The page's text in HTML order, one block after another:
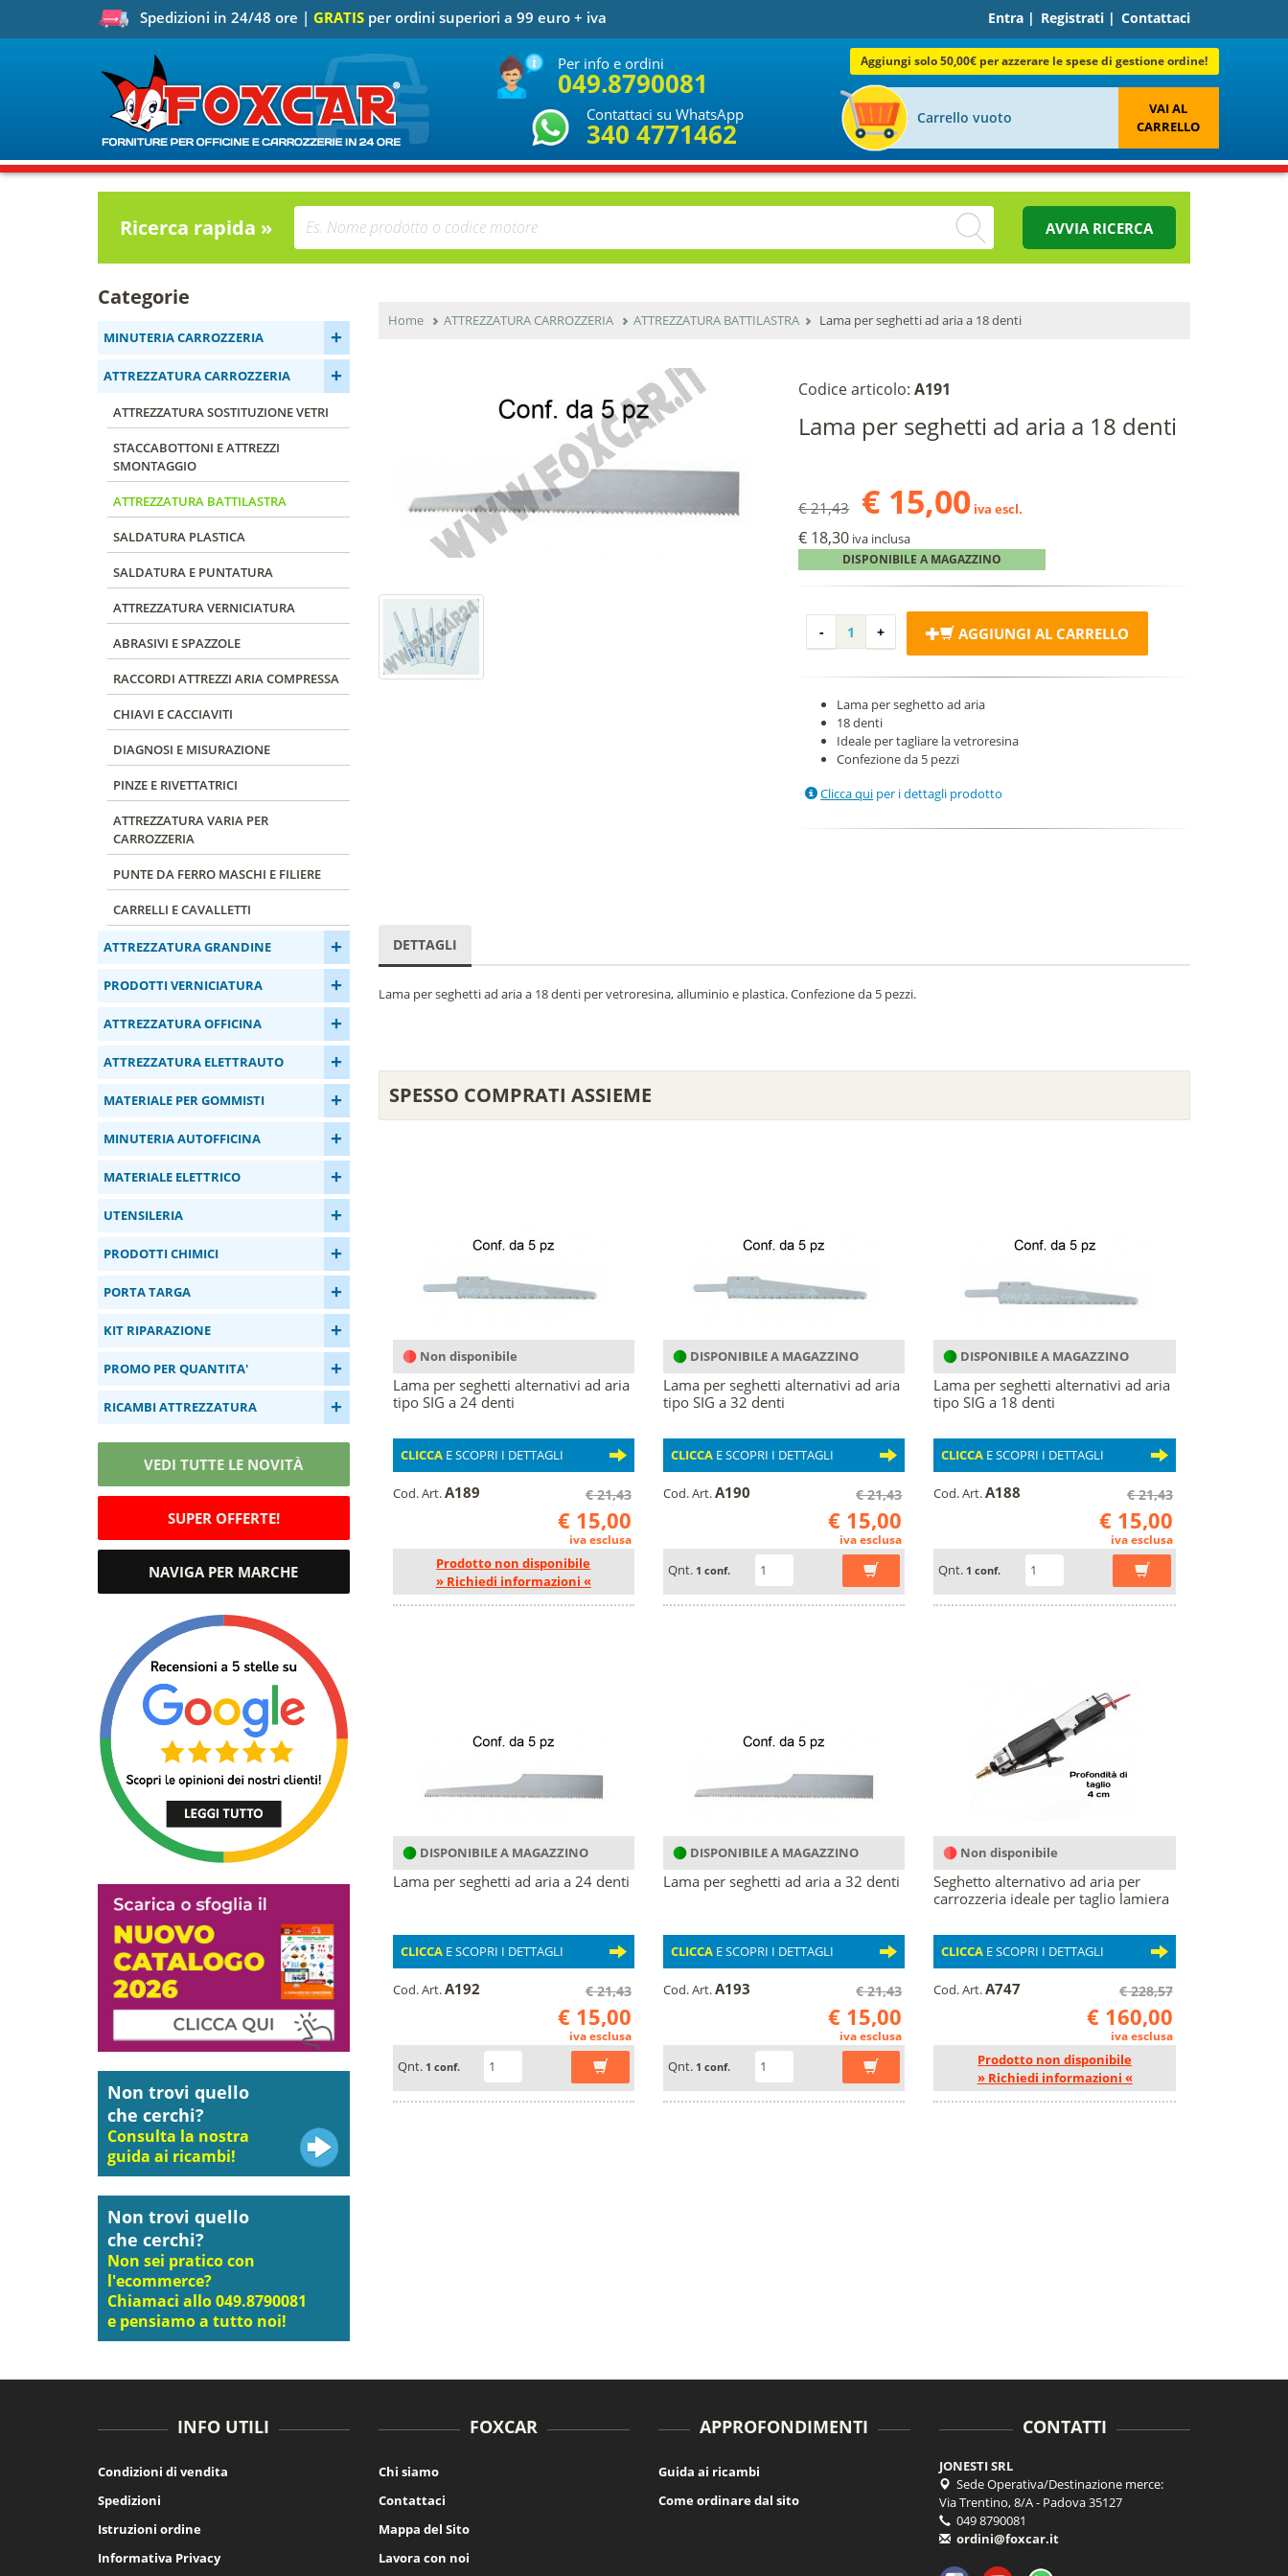
Spedizioni in 24/48 ore | GRATIS per ordini superiori a 99 euro + iva Entra| Registrati| Contattaci
Per info e ordini
049.8790081
Contattaci su WhatsApp
340 4771462
Aggiungi solo 50,00€ per azzerare le spese di gestione ordine!
Carrello vuoto
VAI AL
CARRELLO
Ricerca rapida » AVVIA RICERCA
Categorie
MINUTERIA CARROZZERIA +
ATTREZZATURA CARROZZERIA +
ATTREZZATURA SOSTITUZIONE VETRI
STACCABOTTONI E ATTREZZI
SMONTAGGIO
ATTREZZATURA BATTILASTRA
SALDATURA PLASTICA
SALDATURA E PUNTATURA
ATTREZZATURA VERNICIATURA
ABRASIVI E SPAZZOLE
RACCORDI ATTREZZI ARIA COMPRESSA
CHIAVI E CACCIAVITI
DIAGNOSI E MISURAZIONE
PINZE E RIVETTATRICI
ATTREZZATURA VARIA PER
CARROZZERIA
PUNTE DA FERRO MASCHI E FILIERE
CARRELLI E CAVALLETTI
ATTREZZATURA GRANDINE +
PRODOTTI VERNICIATURA +
ATTREZZATURA OFFICINA +
ATTREZZATURA ELETTRAUTO +
MATERIALE PER GOMMISTI +
MINUTERIA AUTOFFICINA +
MATERIALE ELETTRICO +
UTENSILERIA +
PRODOTTI CHIMICI +
PORTA TARGA +
KIT RIPARAZIONE +
PROMO PER QUANTITA' +
RICAMBI ATTREZZATURA +
VEDI TUTTE LE NOVITÀ
SUPER OFFERTE!
NAVIGA PER MARCHE
Non trovi quello
che cerchi?
Consulta la nostra
guida ai ricambi!
Non trovi quello
che cerchi?
Non sei pratico con
l'ecommerce?
Chiamaci allo 049.8790081
e pensiamo a tutto noi!
Home ATTREZZATURA CARROZZERIA ATTREZZATURA BATTILASTRA Lama per seghetti ad aria a 18 denti
Codice articolo:A191
Lama per seghetti ad aria a 18 denti
€ 21,43 € 15,00 iva escl.
€ 18,30 iva inclusa
DISPONIBILE A MAGAZZINO
AGGIUNGI AL CARRELLO
Lama per seghetto ad aria
18 denti
Ideale per tagliare la vetroresina
Confezione da 5 pezzi
Clicca qui per i dettagli prodotto
DETTAGLI
Lama per seghetti ad aria a 18 denti per vetroresina, alluminio e plastica. Confezione da 5 pezzi.
SPESSO COMPRATI ASSIEME
Non disponibile
Lama per seghetti alternativi ad aria
tipo SIG a 24 denti
CLICCAE SCOPRI I DETTAGLI
Cod. Art.A189 € 21,43
€ 15,00
iva esclusa
Prodotto non disponibile
» Richiedi informazioni «
DISPONIBILE A MAGAZZINO
Lama per seghetti alternativi ad aria
tipo SIG a 32 denti
CLICCAE SCOPRI I DETTAGLI
Cod. Art.A190 € 21,43
€ 15,00
iva esclusa
Qnt. 1 conf.
DISPONIBILE A MAGAZZINO
Lama per seghetti alternativi ad aria
tipo SIG a 18 denti
CLICCA E SCOPRI I DETTAGLI
Cod. Art.A188 € 21,43
€ 15,00
iva esclusa
Qnt. 1 conf.
DISPONIBILE A MAGAZZINO
Lama per seghetti ad aria a 24 denti
CLICCAE SCOPRI I DETTAGLI
Cod. Art.A192 € 21,43
€ 15,00
iva esclusa
Qnt. 1 conf.
DISPONIBILE A MAGAZZINO
Lama per seghetti ad aria a 32 denti
CLICCAE SCOPRI I DETTAGLI
Cod. Art.A193 € 21,43
€ 15,00
iva esclusa
Qnt. 1 conf.
Non disponibile
Seghetto alternativo ad aria per
carrozzeria ideale per taglio lamiera
CLICCA E SCOPRI I DETTAGLI
Cod. Art.A747 € 228,57
€ 160,00
iva esclusa
Prodotto non disponibile
» Richiedi informazioni «
INFO UTILI
Condizioni di vendita
Spedizioni
Istruzioni ordine
Informativa Privacy
FOXCAR
Chi siamo
Contattaci
Mappa del Sito
Lavora con noi
APPROFONDIMENTI
Guida ai ricambi
Come ordinare dal sito
CONTATTI
JONESTI SRL
Sede Operativa/Destinazione merce:
Via Trentino, 8/A - Padova 35127
049 8790081
ordini@foxcar.it